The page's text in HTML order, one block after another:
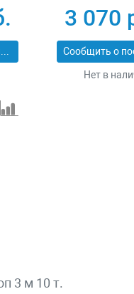
Сообщить о поступлении
3 070
Нет в
3 м 10 т.